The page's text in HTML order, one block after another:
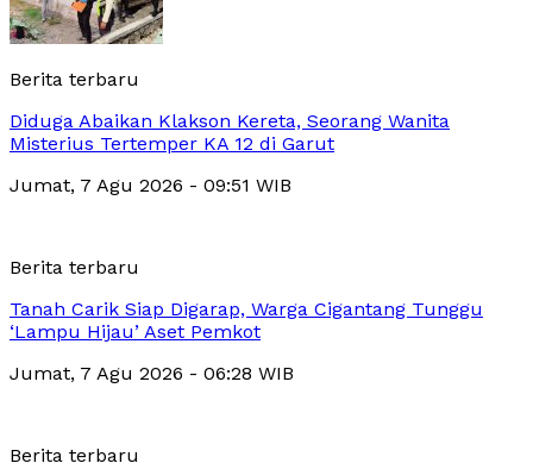
Berita terbaru
Diduga Abaikan Klakson Kereta, Seorang Wanita
Misterius Tertemper KA 12 di Garut
Jumat, 7 Agu 2026 - 09:51 WIB
Berita terbaru
Tanah Carik Siap Digarap, Warga Cigantang Tunggu
‘Lampu Hijau’ Aset Pemkot
Jumat, 7 Agu 2026 - 06:28 WIB
Berita terbaru